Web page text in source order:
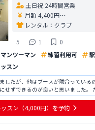
土日祝 24時間営業
月額 4,400円〜
レンタル： クラブ
5
1
0
マンツーマン 練習利用可
スン
したが、他はブースが隣合っている
せずできるのが良いと思いました。
向けの店舗という感じです。 私は初
所がいいかなと検討中です。 ある程
て使わせて
スン （4,000円） を予約